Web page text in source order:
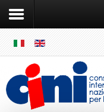
MENU